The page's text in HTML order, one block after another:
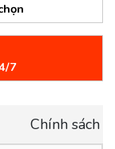
7
Chính sách